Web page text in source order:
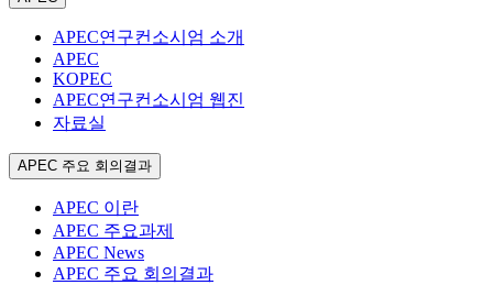
APEC연구컨소시엄 소개
APEC
KOPEC
APEC연구컨소시엄 웹진
자료실
APEC 주요 회의결과
APEC 이란
APEC 주요과제
APEC News
APEC 주요 회의결과